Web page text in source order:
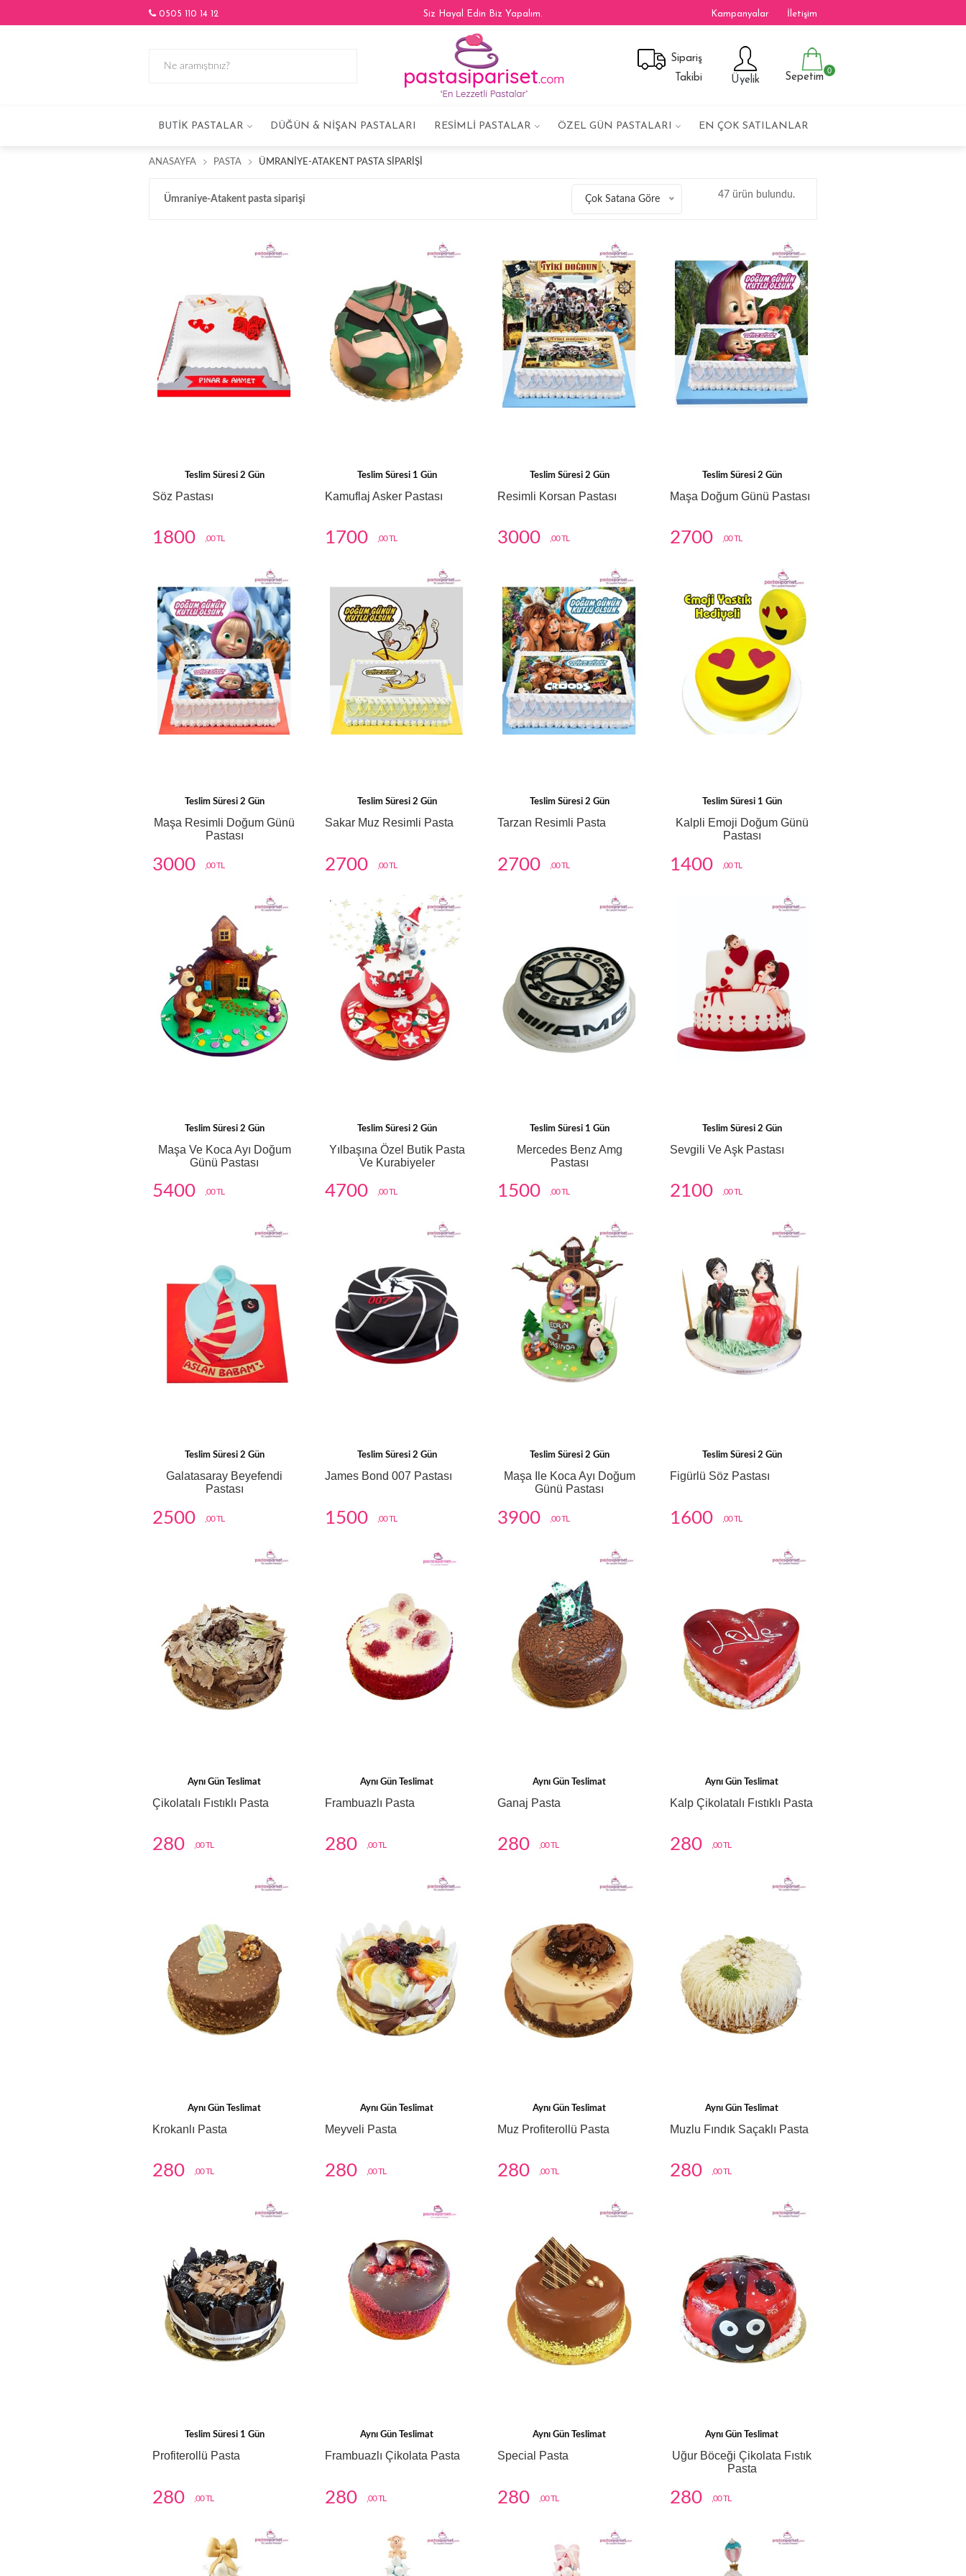
0505 110 14 12 Siz Hayal Edin Biz Yapalım. Kampanyalar İletişim
Sipariş
Takibi
Üyelik Sepetim
0
BUTIK PASTALAR DÜĞÜN & NIŞAN PASTALARI RESIMLI PASTALAR ÖZEL GÜN PASTALARI EN ÇOK SATILANLAR
ANASAYFA PASTA ÜMRANIYE-ATAKENT PASTA SIPARIŞI
Ümraniye-Atakent pasta siparişi Çok Satana Göre 47 ürün bulundu.
Teslim Süresi 2 Gün
Söz Pastası
1800 ,00 TL
Teslim Süresi 1 Gün
Kamuflaj Asker Pastası
1700 ,00 TL
Teslim Süresi 2 Gün
Resimli Korsan Pastası
3000 ,00 TL
Teslim Süresi 2 Gün
Maşa Doğum Günü Pastası
2700 ,00 TL
Teslim Süresi 2 Gün
Maşa Resimli Doğum Günü
Pastası
3000 ,00 TL
Teslim Süresi 2 Gün
Sakar Muz Resimli Pasta
2700 ,00 TL
Teslim Süresi 2 Gün
Tarzan Resimli Pasta
2700 ,00 TL
Teslim Süresi 1 Gün
Kalpli Emoji Doğum Günü
Pastası
1400 ,00 TL
Teslim Süresi 2 Gün
Maşa Ve Koca Ayı Doğum
Günü Pastası
5400 ,00 TL
Teslim Süresi 2 Gün
Yılbaşına Özel Butik Pasta
Ve Kurabiyeler
4700 ,00 TL
Teslim Süresi 1 Gün
Mercedes Benz Amg
Pastası
1500 ,00 TL
Teslim Süresi 2 Gün
Sevgili Ve Aşk Pastası
2100 ,00 TL
Teslim Süresi 2 Gün
Galatasaray Beyefendi
Pastası
2500 ,00 TL
Teslim Süresi 2 Gün
James Bond 007 Pastası
1500 ,00 TL
Teslim Süresi 2 Gün
Maşa Ile Koca Ayı Doğum
Günü Pastası
3900 ,00 TL
Teslim Süresi 2 Gün
Figürlü Söz Pastası
1600 ,00 TL
Aynı Gün Teslimat
Çikolatalı Fıstıklı Pasta
280 ,00 TL
Aynı Gün Teslimat
Frambuazlı Pasta
280 ,00 TL
Aynı Gün Teslimat
Ganaj Pasta
280 ,00 TL
Aynı Gün Teslimat
Kalp Çikolatalı Fıstıklı Pasta
280 ,00 TL
Aynı Gün Teslimat
Krokanlı Pasta
280 ,00 TL
Aynı Gün Teslimat
Meyveli Pasta
280 ,00 TL
Aynı Gün Teslimat
Muz Profiterollü Pasta
280 ,00 TL
Aynı Gün Teslimat
Muzlu Fındık Saçaklı Pasta
280 ,00 TL
Teslim Süresi 1 Gün
Profiterollü Pasta
280 ,00 TL
Aynı Gün Teslimat
Frambuazlı Çikolata Pasta
280 ,00 TL
Aynı Gün Teslimat
Special Pasta
280 ,00 TL
Aynı Gün Teslimat
Uğur Böceği Çikolata Fıstık
Pasta
280 ,00 TL